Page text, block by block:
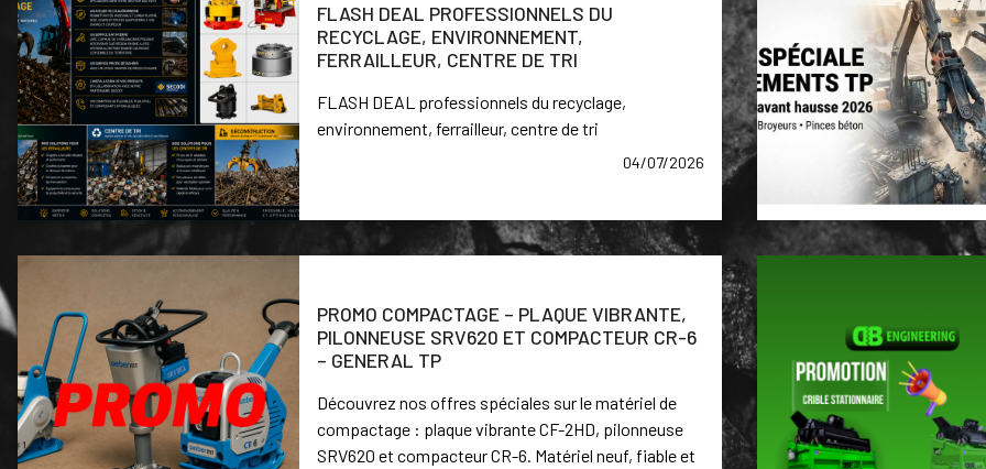
FLASH DEAL PROFESSIONNELS DU
RECYCLAGE, ENVIRONNEMENT,
FERRAILLEUR, CENTRE DE TRI
FLASH DEAL professionnels du recyclage,
environnement, ferrailleur, centre de tri
04/07/2026
PROMO COMPACTAGE – PLAQUE VIBRANTE,
PILONNEUSE SRV620 ET COMPACTEUR CR-6
– GENERAL TP
Découvrez nos offres spéciales sur le matériel de
compactage : plaque vibrante CF-2HD, pilonneuse
SRV620 et compacteur CR-6. Matériel neuf, fiable et